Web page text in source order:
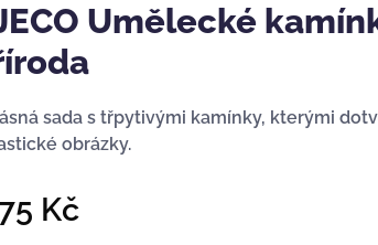
Umělecké
sada s třpytivými kamínky, kterými
obrázky.
Kč